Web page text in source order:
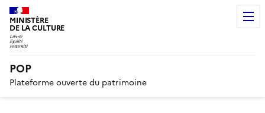
MINISTÈRE
DE LA CULTURE
POP
Plateforme ouverte du patrimoine